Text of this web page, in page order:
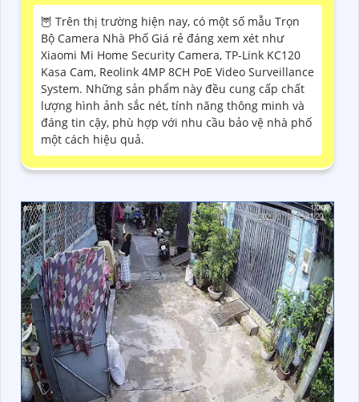
🦉 Trên thị trường hiện nay, có một số mẫu Trọn
Bộ Camera Nhà Phố Giá rẻ đáng xem xét như
Xiaomi Mi Home Security Camera, TP-Link KC120
Kasa Cam, Reolink 4MP 8CH PoE Video Surveillance
System. Những sản phẩm này đều cung cấp chất
lượng hình ảnh sắc nét, tính năng thông minh và
đáng tin cậy, phù hợp với nhu cầu bảo vệ nhà phố
một cách hiệu quả.